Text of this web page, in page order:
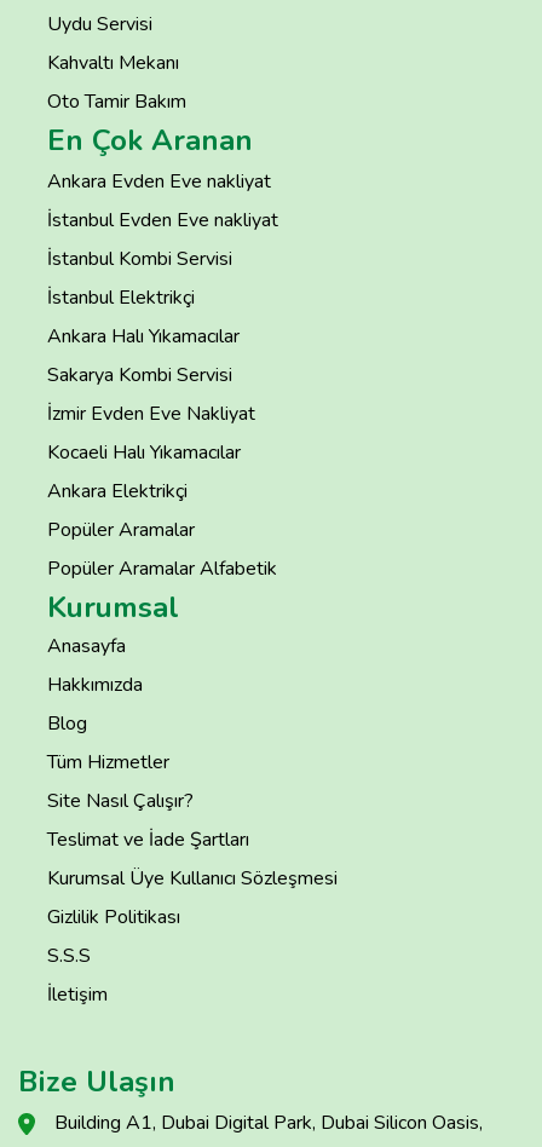
Uydu Servisi
Kahvaltı Mekanı
Oto Tamir Bakım
En Çok Aranan
Ankara Evden Eve nakliyat
İstanbul Evden Eve nakliyat
İstanbul Kombi Servisi
İstanbul Elektrikçi
Ankara Halı Yıkamacılar
Sakarya Kombi Servisi
İzmir Evden Eve Nakliyat
Kocaeli Halı Yıkamacılar
Ankara Elektrikçi
Popüler Aramalar
Popüler Aramalar Alfabetik
Kurumsal
Anasayfa
Hakkımızda
Blog
Tüm Hizmetler
Site Nasıl Çalışır?
Teslimat ve İade Şartları
Kurumsal Üye Kullanıcı Sözleşmesi
Gizlilik Politikası
S.S.S
İletişim
Bize Ulaşın
Building A1, Dubai Digital Park, Dubai Silicon Oasis,